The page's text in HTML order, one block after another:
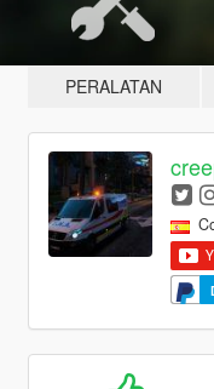
PERALATAN